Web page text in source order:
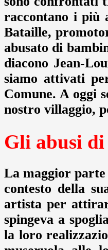
raccontano i più
Bataille,
abusato di
diacono Jean-
siamo attivati
Comune. A oggi
nostro villaggio,
Gli abusi di
La maggior parte
contesto della
artista per
spingeva a
la loro